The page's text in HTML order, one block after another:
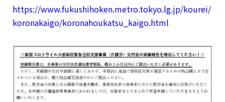
https://www.fukushihoken.metro.tokyo.lg.jp/kourei/
koronakaigo/koronahoukatsu_kaigo.html